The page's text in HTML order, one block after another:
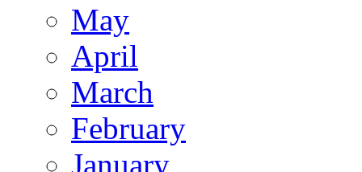
May
April
March
February
January